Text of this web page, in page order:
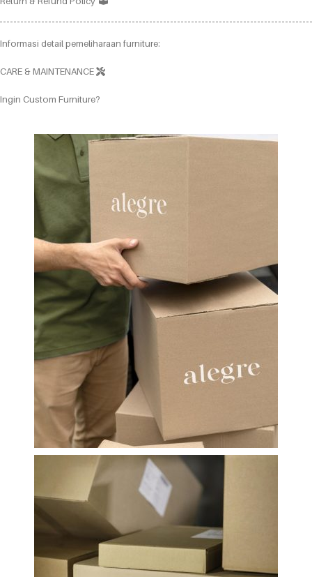
Informasi detail pemeliharaan furniture:
CARE & MAINTENANCE
Ingin Custom Furniture?